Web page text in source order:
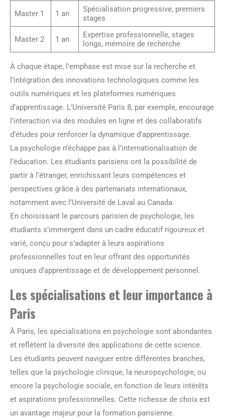
Master 1 1 an
Spécialisation progressive, premiers
stages
Master 2 1 an
Expertise professionnelle, stages
longs, mémoire de recherche
À chaque étape, l’emphase est mise sur la recherche et
l’intégration des innovations technologiques comme les
outils numériques et les plateformes numériques
d’apprentissage. L’Université Paris 8, par exemple, encourage
l’interaction via des modules en ligne et des collaboratifs
d’études pour renforcer la dynamique d’apprentissage.
La psychologie n’échappe pas à l’internationalisation de
l’éducation. Les étudiants parisiens ont la possibilité de
partir à l’étranger, enrichissant leurs compétences et
perspectives grâce à des partenariats internationaux,
notamment avec l’Université de Laval au Canada.
En choisissant le parcours parisien de psychologie, les
étudiants s’immergent dans un cadre éducatif rigoureux et
varié, conçu pour s’adapter à leurs aspirations
professionnelles tout en leur offrant des opportunités
uniques d’apprentissage et de développement personnel.
Les spécialisations et leur importance à
Paris
À Paris, les spécialisations en psychologie sont abondantes
et reflètent la diversité des applications de cette science.
Les étudiants peuvent naviguer entre différentes branches,
telles que la psychologie clinique, la neuropsychologie, ou
encore la psychologie sociale, en fonction de leurs intérêts
et aspirations professionnelles. Cette richesse de choix est
un avantage majeur pour la formation parisienne.